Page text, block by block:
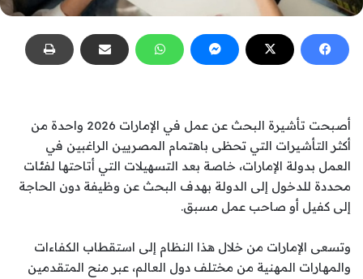
أصبحت تأشيرة البحث عن عمل في الإمارات 2026 واحدة من
أكثر التأشيرات التي تحظى باهتمام المصريين الراغبين في
العمل بدولة الإمارات، خاصة بعد التسهيلات التي أتاحتها لفئات
محددة للدخول إلى الدولة بهدف البحث عن وظيفة دون الحاجة
إلى كفيل أو صاحب عمل مسبق.
وتسعى الإمارات من خلال هذا النظام إلى استقطاب الكفاءات
والمهارات المهنية من مختلف دول العالم، عبر منح المتقدمين